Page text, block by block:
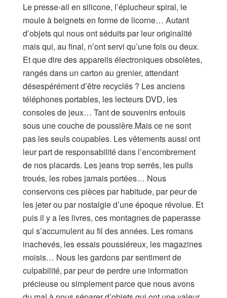
Le presse-ail en silicone, l’éplucheur spiral, le
moule à beignets en forme de licorne… Autant
d’objets qui nous ont séduits par leur originalité
mais qui, au final, n’ont servi qu’une fois ou deux.
Et que dire des appareils électroniques obsolètes,
rangés dans un carton au grenier, attendant
désespérément d’être recyclés ? Les anciens
téléphones portables, les lecteurs DVD, les
consoles de jeux… Tant de souvenirs enfouis
sous une couche de poussière.Mais ce ne sont
pas les seuls coupables. Les vêtements aussi ont
leur part de responsabilité dans l’encombrement
de nos placards. Les jeans trop serrés, les pulls
troués, les robes jamais portées… Nous
conservons ces pièces par habitude, par peur de
les jeter ou par nostalgie d’une époque révolue. Et
puis il y a les livres, ces montagnes de paperasse
qui s’accumulent au fil des années. Les romans
inachevés, les essais poussiéreux, les magazines
moisis… Nous les gardons par sentiment de
culpabilité, par peur de perdre une information
précieuse ou simplement parce que nous avons